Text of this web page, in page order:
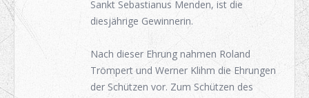
Sankt Sebastianus Menden, ist die
diesjährige Gewinnerin.
Nach dieser Ehrung nahmen Roland
Trömpert und Werner Klihm die Ehrungen
der Schützen vor. Zum Schützen des